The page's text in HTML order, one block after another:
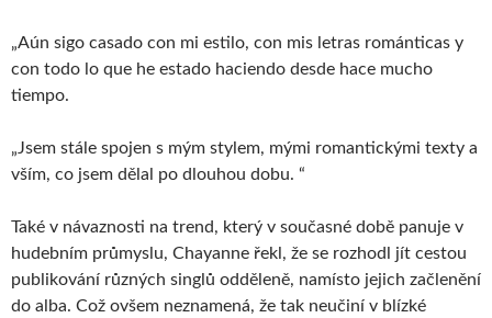
„Aún sigo casado con mi estilo, con mis letras románticas y
con todo lo que he estado haciendo desde hace mucho
tiempo.
„Jsem stále spojen s mým stylem, mými romantickými texty a
vším, co jsem dělal po dlouhou dobu. “
Také v návaznosti na trend, který v současné době panuje v
hudebním průmyslu, Chayanne řekl, že se rozhodl jít cestou
publikování různých singlů odděleně, namísto jejich začlenění
do alba. Což ovšem neznamená, že tak neučiní v blízké